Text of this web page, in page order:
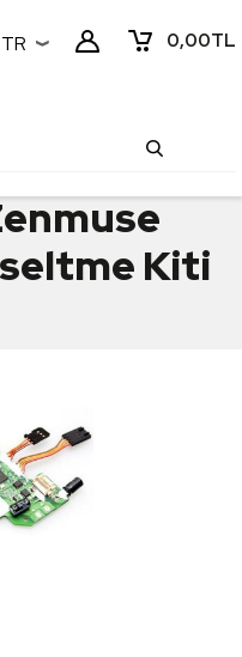
0,00TL
TR
Kiti